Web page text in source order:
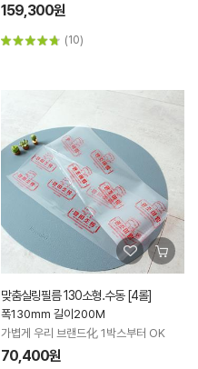
159,300원
(10)
맞춤실링필름 130소형.수동 [4롤]
폭130mm 길이200M
가볍게 우리 브랜드化 1박스부터 OK
70,400원